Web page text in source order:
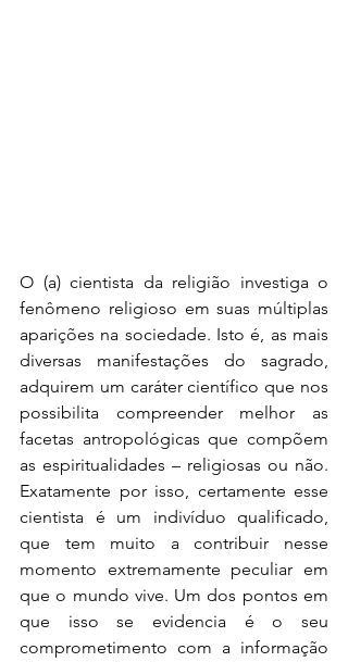
O (a) cientista da religião investiga o
fenômeno religioso em suas múltiplas
aparições na sociedade. Isto é, as mais
diversas manifestações do sagrado,
adquirem um caráter científico que nos
possibilita compreender melhor as
facetas antropológicas que compõem
as espiritualidades – religiosas ou não.
Exatamente por isso, certamente esse
cientista é um indivíduo qualificado,
que tem muito a contribuir nesse
momento extremamente peculiar em
que o mundo vive. Um dos pontos em
que isso se evidencia é o seu
comprometimento com a informação